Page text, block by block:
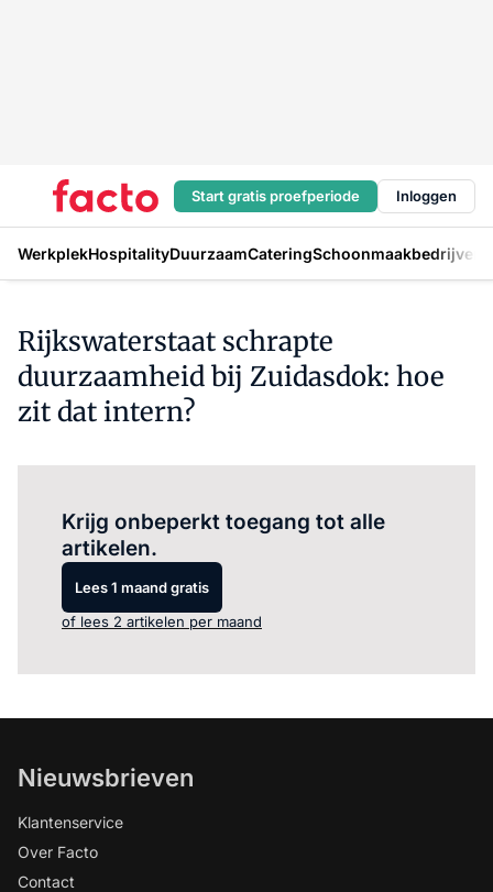
Start gratis proefperiode Inloggen
WerkplekHospitalityDuurzaamCateringSchoonmaakbedrijven
Rijkswaterstaat schrapte
duurzaamheid bij Zuidasdok: hoe
zit dat intern?
Krijg onbeperkt toegang tot alle
artikelen.
Lees 1 maand gratis
of lees 2 artikelen per maand
Nieuwsbrieven
Klantenservice
Over Facto
Contact